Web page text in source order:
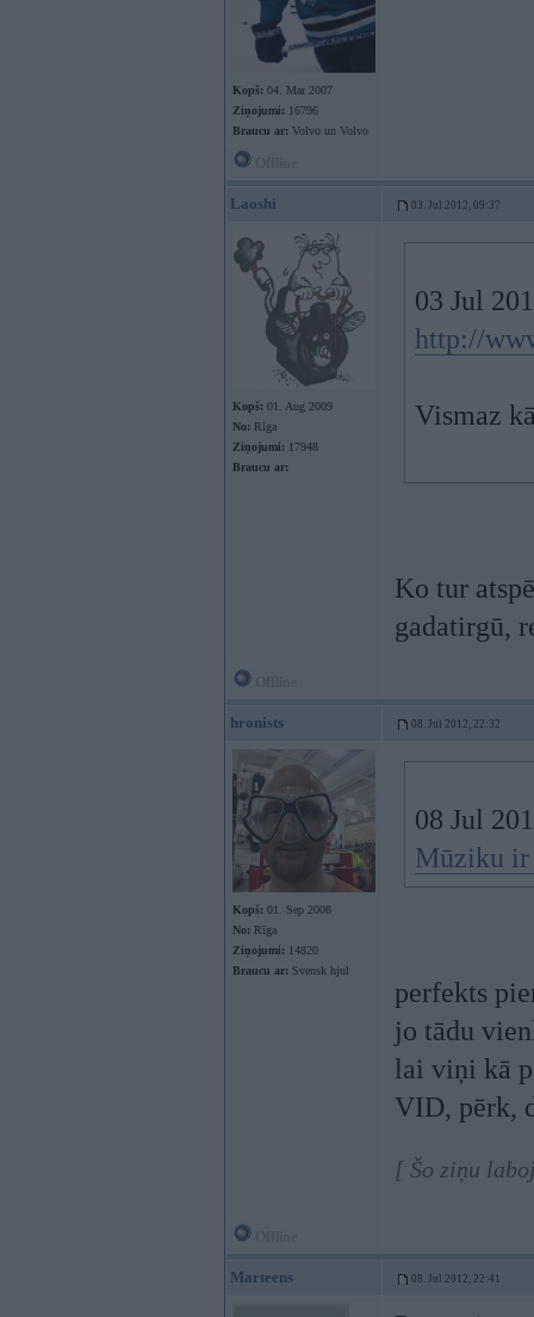
Kopš: 04. Mar 2007
Ziņojumi: 16796
Braucu ar: Volvo un Volvo
Laoshi 03. Jul 2012, 09:37
Kopš: 01. Aug 2009
No: Rīga
Ziņojumi: 17948
Braucu ar:
03 Jul
http://
Vismaz
Ko tur
gadatirgū,
hronists 08. Jul 2012, 22:32
Kopš: 01. Sep 2008
No: Rīga
Ziņojumi: 14820
Braucu ar: Svensk hjul
08 Jul
Mūziku
perfekts
jo tādu
lai viņi kā
VID, pērk,
[ Šo ziņu
Marteens 08. Jul 2012, 22:41